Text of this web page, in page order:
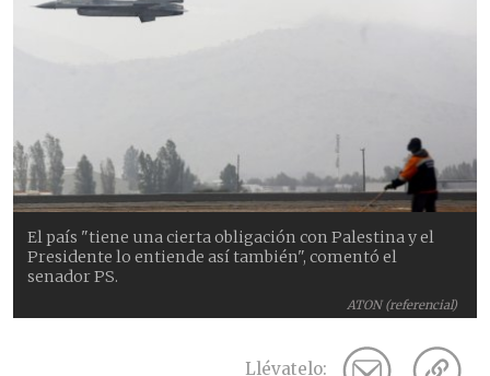
ATON (referencial)
El país "tiene una cierta obligación con Palestina y el
Presidente lo entiende así también", comentó el
senador PS.
Llévatelo: